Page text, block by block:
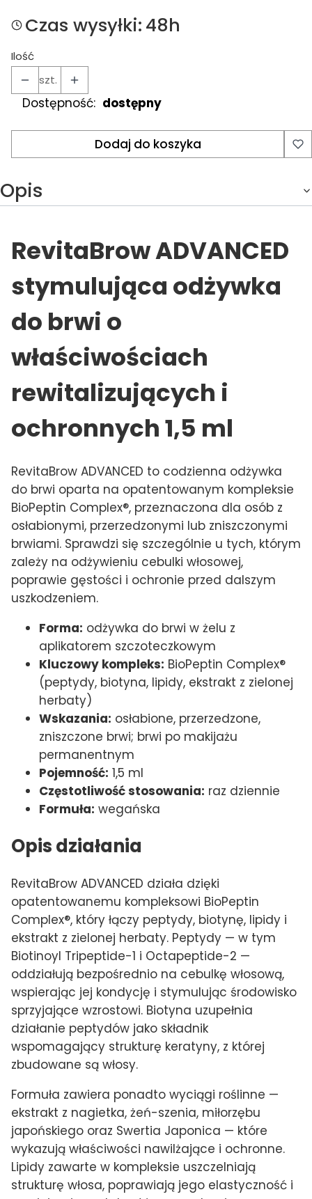
Czas wysyłki:48h
Ilość
szt.
Dostępność: dostępny
Dodaj do koszyka
Opis
RevitaBrow ADVANCED
stymulująca odżywka
do brwi o
właściwościach
rewitalizujących i
ochronnych 1,5 ml
RevitaBrow ADVANCED to codzienna odżywka
do brwi oparta na opatentowanym kompleksie
BioPeptin Complex®, przeznaczona dla osób z
osłabionymi, przerzedzonymi lub zniszczonymi
brwiami. Sprawdzi się szczególnie u tych, którym
zależy na odżywieniu cebulki włosowej,
poprawie gęstości i ochronie przed dalszym
uszkodzeniem.
Forma: odżywka do brwi w żelu z
aplikatorem szczoteczkowym
Kluczowy kompleks: BioPeptin Complex®
(peptydy, biotyna, lipidy, ekstrakt z zielonej
herbaty)
Wskazania: osłabione, przerzedzone,
zniszczone brwi; brwi po makijażu
permanentnym
Pojemność: 1,5 ml
Częstotliwość stosowania: raz dziennie
Formuła: wegańska
Opis działania
RevitaBrow ADVANCED działa dzięki
opatentowanemu kompleksowi BioPeptin
Complex®, który łączy peptydy, biotynę, lipidy i
ekstrakt z zielonej herbaty. Peptydy — w tym
Biotinoyl Tripeptide-1 i Octapeptide-2 —
oddziałują bezpośrednio na cebulkę włosową,
wspierając jej kondycję i stymulując środowisko
sprzyjające wzrostowi. Biotyna uzupełnia
działanie peptydów jako składnik
wspomagający strukturę keratyny, z której
zbudowane są włosy.
Formuła zawiera ponadto wyciągi roślinne —
ekstrakt z nagietka, żeń-szenia, miłorzębu
japońskiego oraz Swertia Japonica — które
wykazują właściwości nawilżające i ochronne.
Lipidy zawarte w kompleksie uszczelniają
strukturę włosa, poprawiają jego elastyczność i